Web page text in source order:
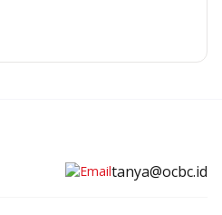
tanya@ocbc.id